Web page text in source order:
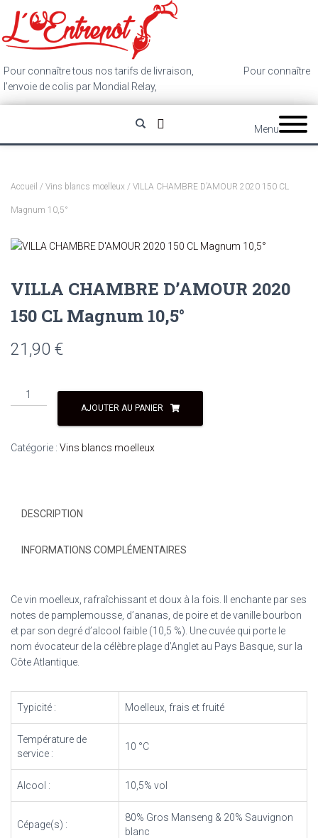
Pour connaître tous nos tarifs de livraison,
Pour connaître
l’envoie de colis par Mondial Relay,
Menu
Accueil / Vins blancs moelleux / VILLA CHAMBRE D’AMOUR 2020 150 CL
Magnum 10,5°
VILLA CHAMBRE D’AMOUR 2020
150 CL Magnum 10,5°
21,90 €
quantité
de
D'AMOUR
Magnum
AJOUTER AU PANIER
Catégorie : Vins blancs moelleux
DESCRIPTION
INFORMATIONS COMPLÉMENTAIRES
Ce vin moelleux, rafraîchissant et doux à la fois. Il enchante par ses
notes de pamplemousse, d’ananas, de poire et de vanille bourbon
et par son degré d’alcool faible (10,5 %). Une cuvée qui porte le
nom évocateur de la célèbre plage d’Anglet au Pays Basque, sur la
Côte Atlantique.
Typicité : Moelleux, frais et fruité
Température de
service :
10 °C
Alcool : 10,5% vol
Cépage(s) :
80% Gros Manseng & 20% Sauvignon
blanc